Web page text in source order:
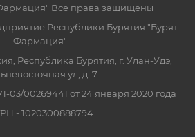
Все права защищены
Республики Бурятия "Бурят-
Фармация"
Республика Бурятия, г. Улан-Удэ,
ул, д. 7
03/00269441 от 24 января 2020 года
- 1020300888794